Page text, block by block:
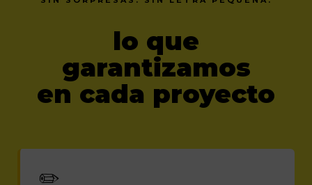
lo que
garantizamos
en cada proyecto
✏️